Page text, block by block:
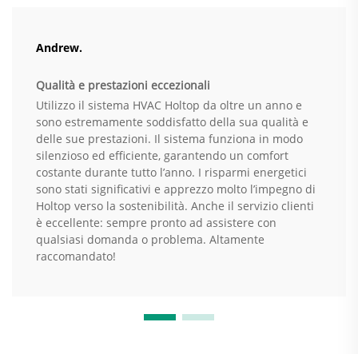
Andrew.
Qualità e prestazioni eccezionali
Utilizzo il sistema HVAC Holtop da oltre un anno e
sono estremamente soddisfatto della sua qualità e
delle sue prestazioni. Il sistema funziona in modo
silenzioso ed efficiente, garantendo un comfort
costante durante tutto l’anno. I risparmi energetici
sono stati significativi e apprezzo molto l’impegno di
Holtop verso la sostenibilità. Anche il servizio clienti
è eccellente: sempre pronto ad assistere con
qualsiasi domanda o problema. Altamente
raccomandato!